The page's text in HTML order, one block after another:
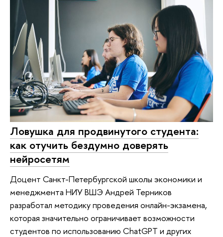
Ловушка для продвинутого студента:
как отучить бездумно доверять
нейросетям
Доцент Санкт-Петербургской школы экономики и
менеджмента НИУ ВШЭ Андрей Терников
разработал методику проведения онлайн-экзамена,
которая значительно ограничивает возможности
студентов по использованию ChatGPT и других